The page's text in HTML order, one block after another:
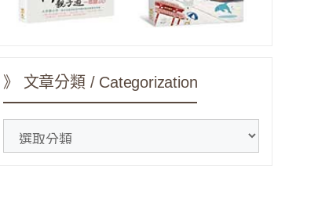
》 文章分類 / Categorization